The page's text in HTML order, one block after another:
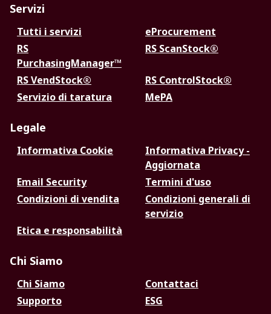
Servizi
Tutti i servizi
eProcurement
RS
PurchasingManager™
RS ScanStock®
RS VendStock®
RS ControlStock®
Servizio di taratura
MePA
Legale
Informativa Cookie
Informativa Privacy -
Aggiornata
Email Security
Termini d'uso
Condizioni di vendita
Condizioni generali di
servizio
Etica e responsabilità
Chi Siamo
Chi Siamo
Contattaci
Supporto
ESG